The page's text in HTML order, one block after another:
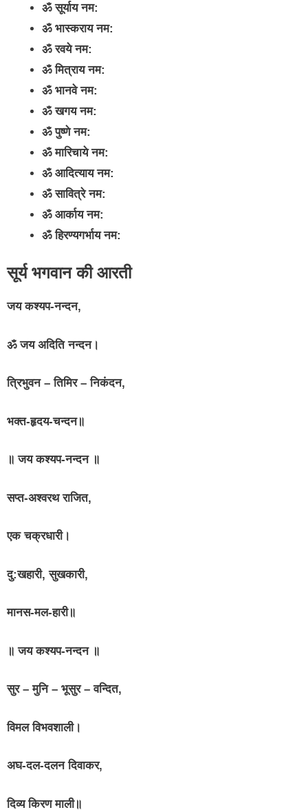
ॐ सूर्याय नम:
ॐ भास्कराय नम:
ॐ रवये नम:
ॐ मित्राय नम:
ॐ भानवे नम:
ॐ खगय नम:
ॐ पुष्णे नम:
ॐ मारिचाये नम:
ॐ आदित्याय नम:
ॐ सावित्रे नम:
ॐ आर्काय नम:
ॐ हिरण्यगर्भाय नम:
सूर्य भगवान की आरती
जय कश्यप-नन्दन,
ॐ जय अदिति नन्दन।
त्रिभुवन – तिमिर – निकंदन,
भक्त-हृदय-चन्दन॥
॥ जय कश्यप-नन्दन ॥
सप्त-अश्वरथ राजित,
एक चक्रधारी।
दु:खहारी, सुखकारी,
मानस-मल-हारी॥
॥ जय कश्यप-नन्दन ॥
सुर – मुनि – भूसुर – वन्दित,
विमल विभवशाली।
अघ-दल-दलन दिवाकर,
दिव्य किरण माली॥